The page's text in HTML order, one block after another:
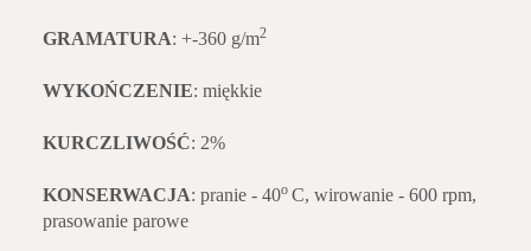
GRAMATURA: +-360 g/m2
WYKOŃCZENIE: miękkie
KURCZLIWOŚĆ: 2%
KONSERWACJA: pranie - 40o C, wirowanie - 600 rpm,
prasowanie parowe